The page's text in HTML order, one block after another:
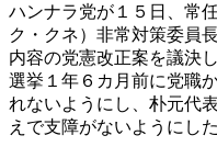
ハンナラ党が１５日、常
ク・クネ）非常対策委員
内容の党憲改正案を議決
選挙１年６カ月前に党職
れないようにし、朴元代
えで支障がないようにした